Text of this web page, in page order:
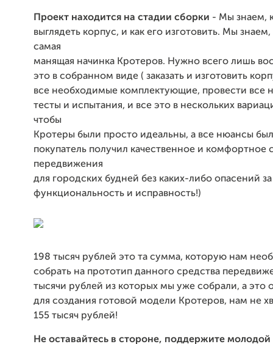
Проект находится на стадии сборки - Мы знаем,
выглядеть корпус, и как его изготовить. Мы знаем,
самая
манящая начинка Кротеров. Нужно всего лишь
это в собранном виде ( заказать и изготовить
все необходимые комплектующие, провести все
тесты и испытания, и все это в нескольких
чтобы
Кротеры были просто идеальны, а все нюансы
покупатель получил качественное и комфортное
передвижения
для городских будней без каких-либо опасений
функциональность и исправность!)
198 тысяч рублей это та сумма, которую нам
собрать на прототип данного средства
тысячи рублей из которых мы уже собрали, а это
для создания готовой модели Кротеров, нам не
155 тысяч рублей!
Не оставайтесь в стороне, поддержите молодой